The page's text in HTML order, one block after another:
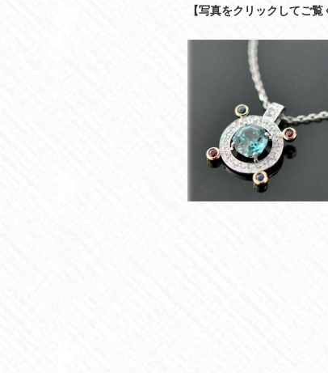
【写真をクリックしてご覧